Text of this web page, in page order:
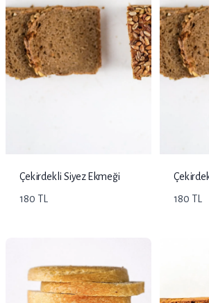
Çekirdekli Siyez Ekmeği
180 TL
180 TL